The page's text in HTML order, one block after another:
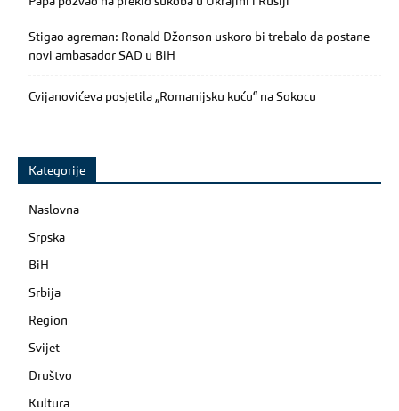
Stigao agreman: Ronald Džonson uskoro bi trebalo da postane
novi ambasador SAD u BiH
Cvijanovićeva posjetila „Romanijsku kuću“ na Sokocu
Kategorije
Naslovna
Srpska
BiH
Srbija
Region
Svijet
Društvo
Kultura